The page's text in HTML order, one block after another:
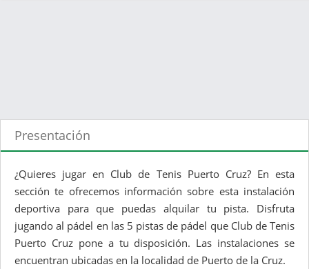
Presentación
¿Quieres jugar en Club de Tenis Puerto Cruz? En esta
sección te ofrecemos información sobre esta instalación
deportiva para que puedas alquilar tu pista. Disfruta
jugando al pádel en las 5 pistas de pádel que Club de Tenis
Puerto Cruz pone a tu disposición. Las instalaciones se
encuentran ubicadas en la localidad de Puerto de la Cruz.